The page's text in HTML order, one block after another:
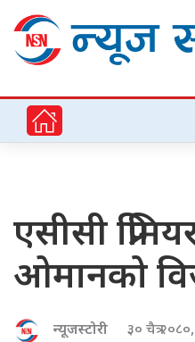
एसीसी
ओमानको
न्यूजस्टोरी ३० चैत्र